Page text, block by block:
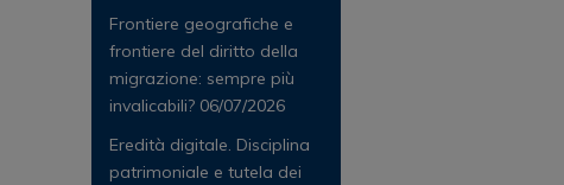
Frontiere geografiche e
frontiere del diritto della
migrazione: sempre più
invalicabili? 06/07/2026
Eredità digitale. Disciplina
patrimoniale e tutela dei